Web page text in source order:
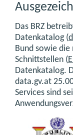
Das BRZ
Datenkatalog (
Bund sowie
Schnittstellen (
Datenkatalog.
data.gv.at
Services sind